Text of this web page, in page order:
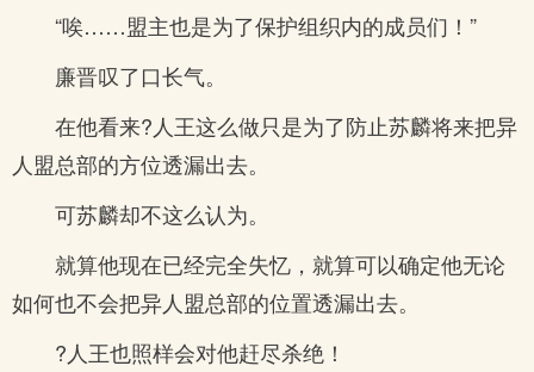
“唉……盟主也是为了保护组织内的成员们！”
廉晋叹了口长气。
在他看来?人王这么做只是为了防止苏麟将来把异
人盟总部的方位透漏出去。
可苏麟却不这么认为。
就算他现在已经完全失忆，就算可以确定他无论
如何也不会把异人盟总部的位置透漏出去。
?人王也照样会对他赶尽杀绝！